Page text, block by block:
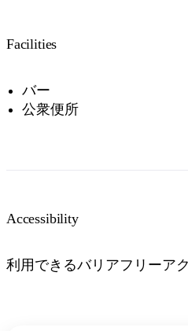
Facilities
バー
公衆便所
Accessibility
利用できるバリアフリーア